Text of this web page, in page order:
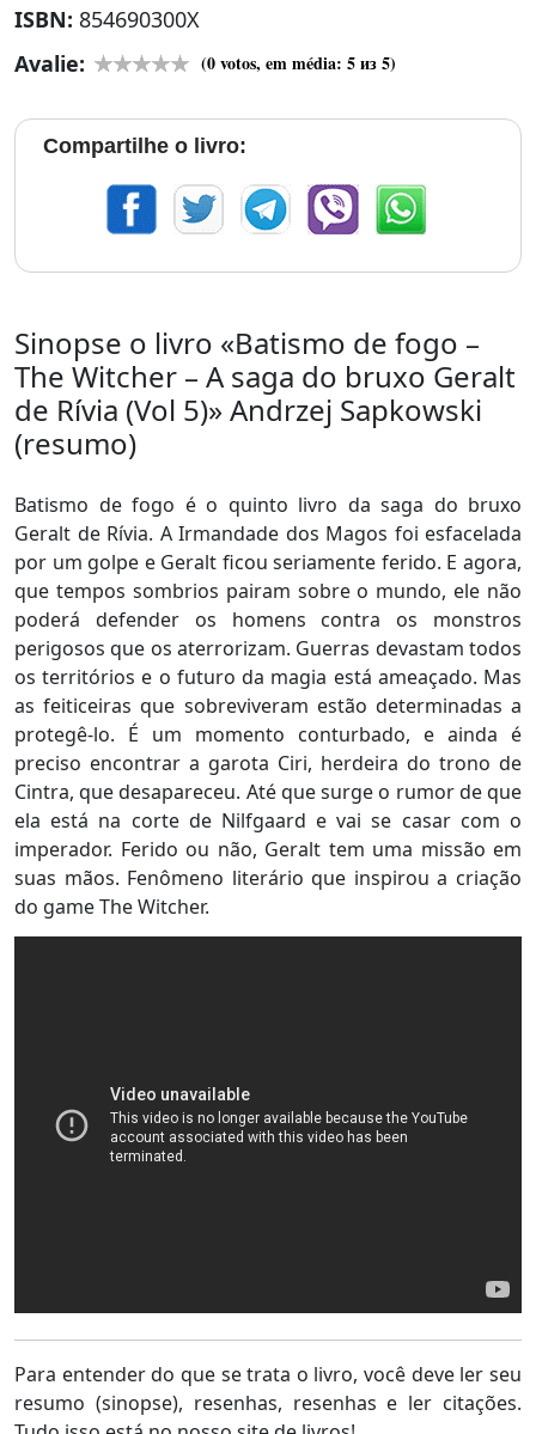
ISBN: 854690300X
Avalie:
(0votos, em média: 5из 5)
Compartilhe o livro:
Sinopse o livro «Batismo de fogo –
The Witcher – A saga do bruxo Geralt
de Rívia (Vol 5)» Andrzej Sapkowski
(resumo)
Batismo de fogo é o quinto livro da saga do bruxo
Geralt de Rívia. A Irmandade dos Magos foi esfacelada
por um golpe e Geralt ficou seriamente ferido. E agora,
que tempos sombrios pairam sobre o mundo, ele não
poderá defender os homens contra os monstros
perigosos que os aterrorizam. Guerras devastam todos
os territórios e o futuro da magia está ameaçado. Mas
as feiticeiras que sobreviveram estão determinadas a
protegê-lo. É um momento conturbado, e ainda é
preciso encontrar a garota Ciri, herdeira do trono de
Cintra, que desapareceu. Até que surge o rumor de que
ela está na corte de Nilfgaard e vai se casar com o
imperador. Ferido ou não, Geralt tem uma missão em
suas mãos. Fenômeno literário que inspirou a criação
do game The Witcher.
Para entender do que se trata o livro, você deve ler seu
resumo (sinopse), resenhas, resenhas e ler citações.